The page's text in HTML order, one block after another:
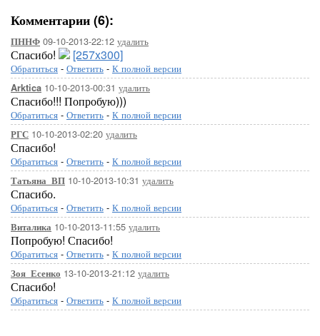
Комментарии (6):
ПННФ 09-10-2013-22:12 удалить
Спасибо! [257x300]
Обратиться - Ответить - К полной версии
Arktica 10-10-2013-00:31 удалить
Спасибо!!! Попробую)))
Обратиться - Ответить - К полной версии
РГС 10-10-2013-02:20 удалить
Спасибо!
Обратиться - Ответить - К полной версии
Татьяна_ВП 10-10-2013-10:31 удалить
Спасибо.
Обратиться - Ответить - К полной версии
Виталика 10-10-2013-11:55 удалить
Попробую! Спасибо!
Обратиться - Ответить - К полной версии
Зоя_Есенко 13-10-2013-21:12 удалить
Спасибо!
Обратиться - Ответить - К полной версии